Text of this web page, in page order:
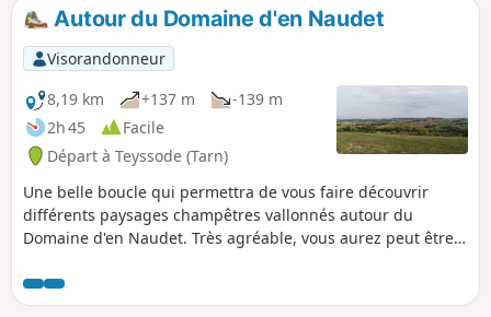
Autour du Domaine d'en Naudet
Visorandonneur
8,19 km
+137 m
-139 m
2h 45
Facile
Départ à Teyssode (Tarn)
Une belle boucle qui permettra de vous faire découvrir
différents paysages champêtres vallonnés autour du
Domaine d'en Naudet. Très agréable, vous aurez peut être